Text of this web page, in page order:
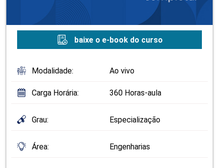
baixe o e-book do curso
Modalidade: Ao vivo
Carga Horária: 360 Horas-aula
Grau: Especialização
Área: Engenharias